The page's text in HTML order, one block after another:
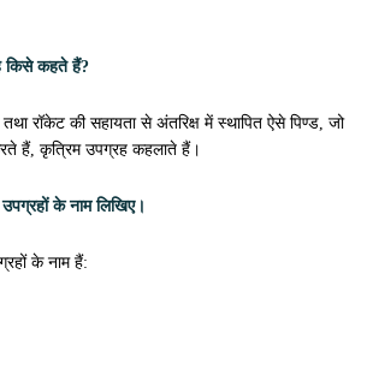
किसे कहते हैं?
तथा रॉकेट की सहायता से अंतरिक्ष में स्थापित ऐसे पिण्ड, जो
हैं, कृत्रिम उपग्रह कहलाते हैं।
के नाम लिखिए।
के नाम हैं: